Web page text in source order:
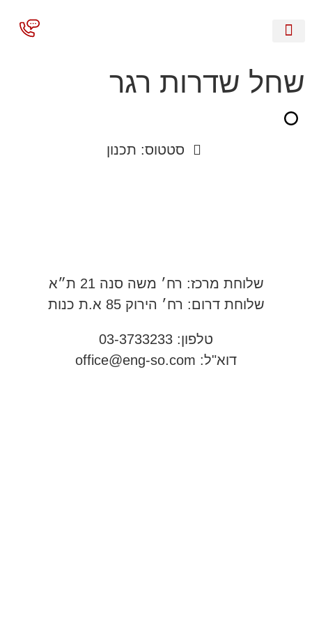
שחל שדרות רגר
סטטוס: תכנון
שלוחת מרכז: רח׳ משה סנה 21 ת״א
שלוחת דרום: רח׳ הירוק 85 א.ת כנות
טלפון: 03-3733233
דוא"ל: office@eng-so.com